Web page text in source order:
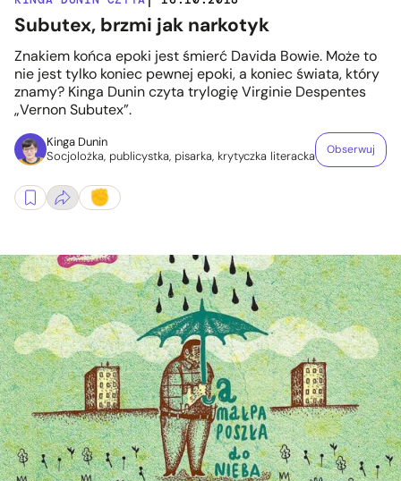
Subutex, brzmi jak narkotyk
Znakiem końca epoki jest śmierć Davida Bowie. Może to
nie jest tylko koniec pewnej epoki, a koniec świata, który
znamy? Kinga Dunin czyta trylogię Virginie Despentes
„Vernon Subutex”.
Kinga Dunin
Socjolożka, publicystka, pisarka, krytyczka literacka
Obserwuj